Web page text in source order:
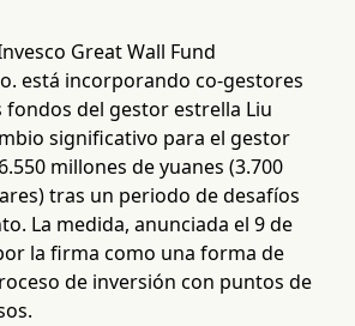
Great Wall Fund
está incorporando co-gestores
fondos del gestor estrella Liu
significativo para el gestor
millones de yuanes (3.700
tras un periodo de desafíos
La medida, anunciada el 9 de
la firma como una forma de
de inversión con puntos de